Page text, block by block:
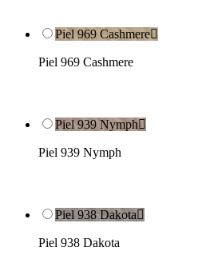
Piel 969 Cashmere
Piel 969 Cashmere
Piel 939 Nymph
Piel 939 Nymph
Piel 938 Dakota
Piel 938 Dakota